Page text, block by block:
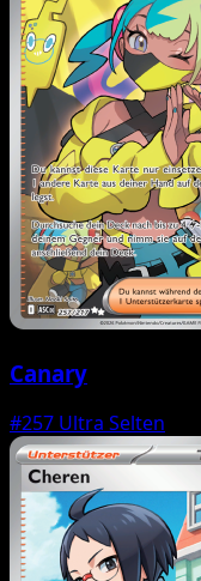
Canary
#257 Ultra Selten